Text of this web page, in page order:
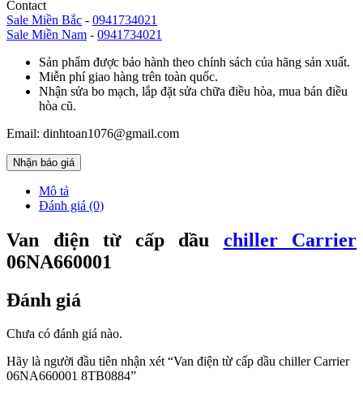
Contact
Sale Miền Bắc - 0941734021
Sale Miền Nam - 0941734021
Sản phẩm được bảo hành theo chính sách của hãng sản xuất.
Miễn phí giao hàng trên toàn quốc.
Nhận sửa bo mạch, lắp đặt sửa chữa điều hòa, mua bán điều
hòa cũ.
Email: dinhtoan1076@gmail.com
Nhận báo giá
Mô tả
Đánh giá (0)
Van điện từ cấp dầu chiller Carrier
06NA660001
Đánh giá
Chưa có đánh giá nào.
Hãy là người đầu tiên nhận xét “Van điện từ cấp dầu chiller Carrier
06NA660001 8TB0884”